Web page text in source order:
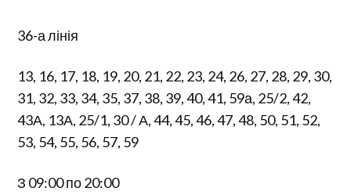
36-а лінія
13, 16, 17, 18, 19, 20, 21, 22, 23, 24, 26, 27, 28, 29, 30,
31, 32, 33, 34, 35, 37, 38, 39, 40, 41, 59а, 25/2, 42,
43А, 13А, 25/1, 30 / А, 44, 45, 46, 47, 48, 50, 51, 52,
53, 54, 55, 56, 57, 59
З 09:00 по 20:00